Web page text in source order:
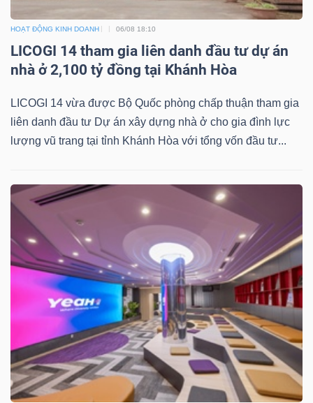
HOẠT ĐỘNG KINH DOANH 06/08 18:10
LICOGI 14 tham gia liên danh đầu tư dự án
nhà ở 2,100 tỷ đồng tại Khánh Hòa
LICOGI 14 vừa được Bộ Quốc phòng chấp thuận tham gia
liên danh đầu tư Dự án xây dựng nhà ở cho gia đình lực
lượng vũ trang tại tỉnh Khánh Hòa với tổng vốn đầu tư...